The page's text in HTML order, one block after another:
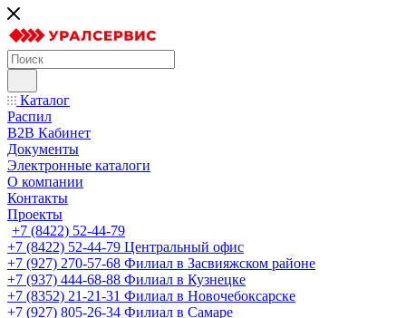
Каталог
Распил
B2B Кабинет
Документы
Электронные каталоги
О компании
Контакты
Проекты
+7 (8422) 52-44-79
+7 (8422) 52-44-79 Центральный офис
+7 (927) 270-57-68 Филиал в Засвияжском районе
+7 (937) 444-68-88 Филиал в Кузнецке
+7 (8352) 21-21-31 Филиал в Новочебоксарске
+7 (927) 805-26-34 Филиал в Самаре